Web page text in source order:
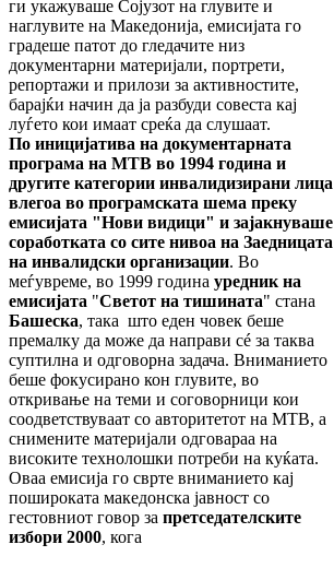
ги укажуваше Сојузот на глувите и
наглувите на Македонија, емисијата го
градеше патот до гледачите низ
документарни материјали, портрети,
репортажи и прилози за активностите,
барајќи начин да ја разбуди совеста кај
луѓето кои имаат среќа да слушаат.
По иницијатива на документарната
програма на МТВ во 1994 година и
другите категории инвалидизирани лица
влегоа во програмската шема преку
емисијата "Нови видици" и зајакнуваше
соработката со сите нивоа на Заедницата
на инвалидски организации. Во
меѓувреме, во 1999 година уредник на
емисијата "Светот на тишината" стана
Башеска, така што еден човек беше
премалку да може да направи сé за таква
суптилна и одговорна задача. Вниманието
беше фокусирано кон глувите, во
откривање на теми и соговорници кои
соодветствуваат со авторитетот на МТВ, а
снимените материјали одговараа на
високите технолошки потреби на куќата.
Оваа емисија го сврте вниманието кај
пошироката македонска јавност со
гестовниот говор за претседателските
избори 2000, кога